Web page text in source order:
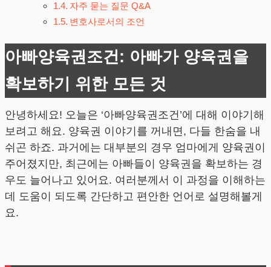
자주 묻는 질문 Q&A
변호사로서의 조언
아빠양육권조건: 아빠가 양육권을
확보하기 위한 모든 것
안녕하세요! 오늘은 ‘아빠양육권조건’에 대해 이야기해
보려고 해요. 양육권 이야기를 꺼내면, 다들 한숨을 내
쉬곤 하죠. 과거에는 대부분의 경우 엄마에게 양육권이
주어졌지만, 최근에는 아빠들이 양육권을 확보하는 경
우도 늘어나고 있어요. 여러분께서 이 과정을 이해하는
데 도움이 되도록 간단하고 편안한 언어로 설명해볼게
요.